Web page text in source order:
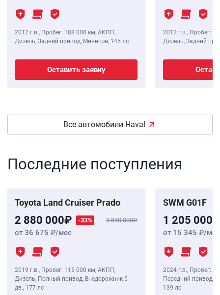
2012 г.в., Пробег: 188 000 км, АКПП,
Дизель, Задний привод, Минивэн, 145 лс
Оставить заявку
2012 г.в., Пробег:
Дизель, Задний
Все автомобили Haval
Последние поступления
Toyota Land Cruiser Prado
2 880 000 -33% 3 840 000
от 36 675 /мес
2019 г.в., Пробег: 115 000 км, АКПП,
Дизель, Полный привод, Внедорожник 5
дв., 177 лс
SWM G01F
1 205 000
от 15 345 /мес
2024 г.в., Пробег: 8
Передний привод,
139 лс